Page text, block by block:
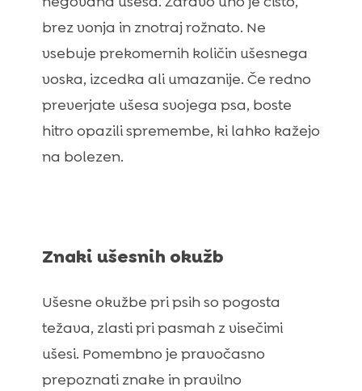
brez vonja in znotraj rožnato. Ne
vsebuje prekomernih količin ušesnega
voska, izcedka ali umazanije. Če redno
preverjate ušesa svojega psa, boste
hitro opazili spremembe, ki lahko kažejo
na bolezen.
Znaki ušesnih okužb
Ušesne okužbe pri psih so pogosta
težava, zlasti pri pasmah z visečimi
ušesi. Pomembno je pravočasno
prepoznati znake in pravilno